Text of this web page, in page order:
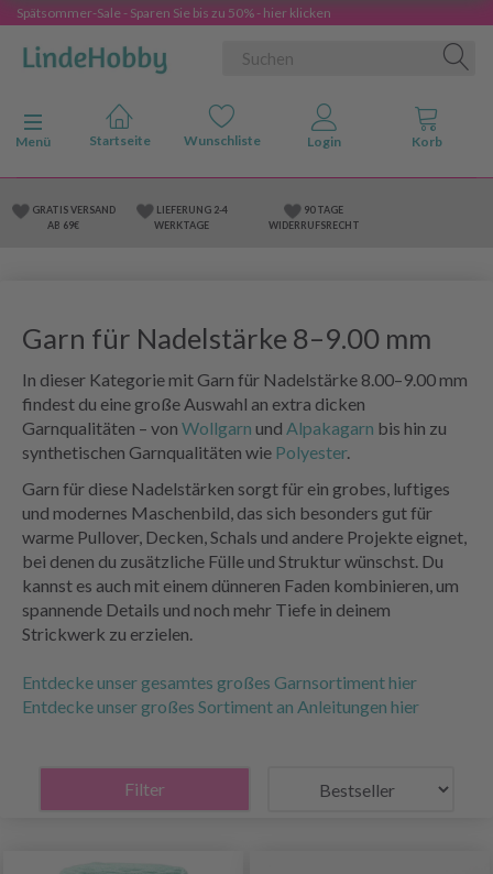
Spätsommer-Sale - Sparen Sie bis zu 50% - hier klicken
Anzeige ändern
Menü
GRATIS VERSAND
AB 69€
LIEFERUNG 2-4
WERKTAGE
90 TAGE
WIDERRUFSRECHT
Garn für Nadelstärke 8–9.00 mm
In dieser Kategorie mit Garn für Nadelstärke 8.00–9.00 mm
findest du eine große Auswahl an extra dicken
Garnqualitäten – von Wollgarn und Alpakagarn bis hin zu
synthetischen Garnqualitäten wie Polyester.
Garn für diese Nadelstärken sorgt für ein grobes, luftiges
und modernes Maschenbild, das sich besonders gut für
warme Pullover, Decken, Schals und andere Projekte eignet,
bei denen du zusätzliche Fülle und Struktur wünschst. Du
kannst es auch mit einem dünneren Faden kombinieren, um
spannende Details und noch mehr Tiefe in deinem
Strickwerk zu erzielen.
Entdecke unser gesamtes großes Garnsortiment hier
Entdecke unser großes Sortiment an Anleitungen hier
Filter